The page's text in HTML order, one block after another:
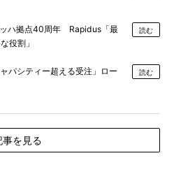
ハ拠点40周年 Rapidus「最
役割」
読む
パシティー超える受注」ロー
読む
事を見る